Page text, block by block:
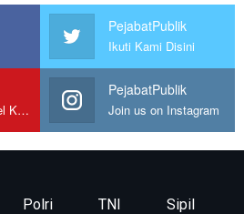
PejabatPublik
Ikuti Kami Disini
Kunjungi Channel Kami
PejabatPublik
Join us on Instagram
Polri TNI Sipil